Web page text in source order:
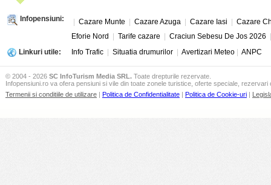
Infopensiuni: Cazare Munte Cazare Azuga Cazare Iasi
Cazare
Eforie Nord
Tarife cazare Craciun Sebesu De Jos 2026
Linkuri utile:
Info Trafic Situatia drumurilor Avertizari Meteo ANPC
© 2004 - 2026 SC InfoTurism Media SRL. Toate drepturile rezervate.
Infopensiuni.ro va ofera pensiuni si vile din toate zonele turistice, oferte speciale, rezervari
Termenii si conditiile de utilizare
Politica de Confidentialitate Politica de Cookie-uri